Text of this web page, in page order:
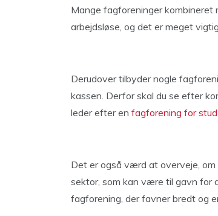
Mange fagforeninger kombineret
arbejdsløse, og det er meget
Derudover tilbyder nogle
kassen. Derfor skal du se efter
leder efter en fagforening for
Det er også værd at overveje,
sektor, som kan være til gavn for
fagforening, der favner bredt og